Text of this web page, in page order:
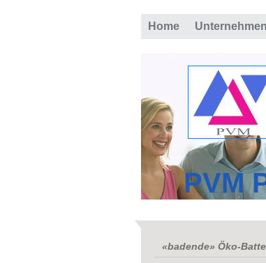
Home Unternehmen
PVM
«badende» Öko-